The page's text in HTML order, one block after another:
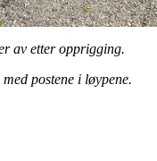
av etter opprigging.
postene i løypene.